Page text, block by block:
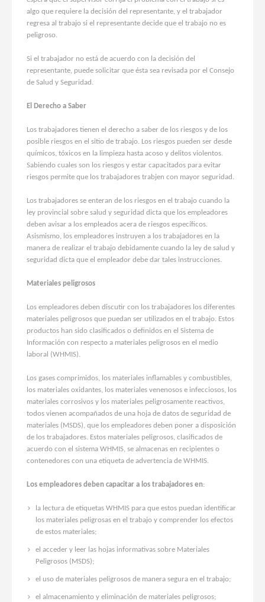
algo que requiere la decisión del representante, y el trabajador
regresa al trabajo si el representante decide que el trabajo no es
peligroso.
Si el trabajador no está de acuerdo con la decisión del
representante, puede solicitar que ésta sea revisada por el Consejo
de Salud y Seguridad.
El Derecho a Saber
Los trabajadores tienen el derecho a saber de los riesgos y de los
posible riesgos en el sitio de trabajo. Los riesgos pueden ser desde
químicos, tóxicos en la limpieza hasta acoso y delitos violentos.
Sabiendo cuales son los riesgos y estar capacitados para evitar
riesgos permite que los trabajadores trabjen con mayor seguridad.
Los trabajadores se enteran de los riesgos en el trabajo cuando la
ley provincial sobre salud y seguridad dicta que los empleadores
deben avisar a los empleados acera de riesgos específicos.
Asismismo, los empleadores instruyen a los trabajadores en la
manera de realizar el trabajo debidamente cuando la ley de salud y
seguridad dicta que el empleador debe dar tales instrucciones.
Materiales peligrosos
Los empleadores deben discutir con los trabajadores los diferentes
materiales peligrosos que puedan ser utilizados en el trabajo. Estos
productos han sido clasificados o definidos en el Sistema de
Información con respecto a materiales peligrosos en el medio
laboral (WHMIS).
Los gases comprimidos, los materiales inflamables y combustibles,
los materiales oxidantes, los materiales venenosos e infecciosos, los
materiales corrosivos y los materiales peligrosamente reactivos,
todos vienen acompañados de una hoja de datos de seguridad de
materiales (MSDS), que los empleadores deben poner a disposición
de los trabajadores. Estos materiales peligrosos, clasificados de
acuerdo con el sistema WHMIS, se almacenas en recipientes o
contenedores con una etiqueta de advertencia de WHMIS.
Los empleadores deben capacitar a los trabajadores en:
la lectura de etiquetas WHMIS para que estos puedan identificar
los materiales peligrosas en el trabajo y comprender los efectos
de estos materiales;
el acceder y leer las hojas informativas sobre Materiales
Peligrosos (MSDS);
el uso de materiales peligrosos de manera segura en el trabajo;
el almacenamiento y eliminación de materiales peligrosos;